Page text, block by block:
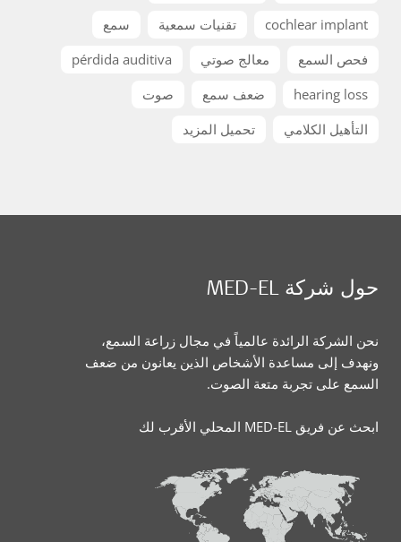
cochlear implant
تقنيات سمعية
سمع
فحص السمع
معالج صوتي
pérdida auditiva
hearing loss
ضعف سمع
صوت
التأهيل الكلامي
تحميل المزيد
حول شركة MED-EL
نحن الشركة الرائدة عالمياً في مجال زراعة السمع،
ونهدف إلى مساعدة الأشخاص الذين يعانون من ضعف
السمع على تجربة متعة الصوت.
ابحث عن فريق MED-EL المحلي الأقرب لك